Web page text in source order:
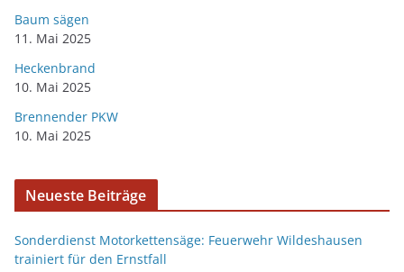
Baum sägen
11. Mai 2025
Heckenbrand
10. Mai 2025
Brennender PKW
10. Mai 2025
Neueste Beiträge
Sonderdienst Motorkettensäge: Feuerwehr Wildeshausen
trainiert für den Ernstfall